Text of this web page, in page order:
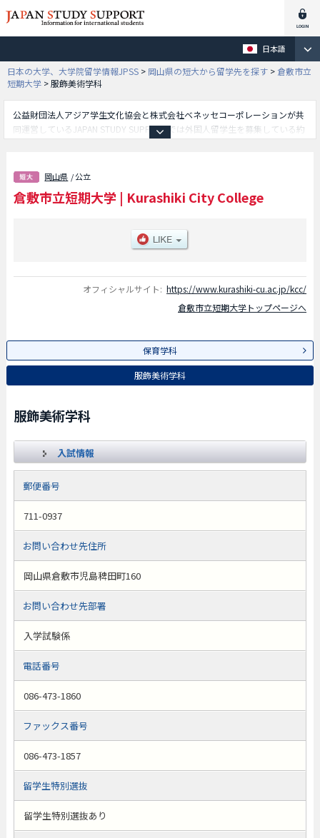
日本語
日本の大学、大学院留学情報JPSS > 岡山県の短大から留学先を探す > 倉敷市立
短期大学 >服飾美術学科
公益財団法人アジア学生文化協会と株式会社ベネッセコーポレーションが共
同運営しているJAPAN STUDY SUPPORTでは外国人留学生を募集している約
部や服飾美術学科学部等、学部別情報や、募集定員や合格者数など入試情
報、施設案内、アクセスなど外国人留学生に必要な情報を掲載しているので
是非ご利用ください。
岡山県 / 公立
倉敷市立短期大学 | Kurashiki City College
オフィシャルサイト: https://www.kurashiki-cu.ac.jp/kcc/
倉敷市立短期大学トップページへ
保育学科
服飾美術学科
服飾美術学科
入試情報
郵便番号
711-0937
お問い合わせ先住所
岡山県倉敷市児島稗田町160
お問い合わせ先部署
入学試験係
電話番号
086-473-1860
ファックス番号
086-473-1857
留学生特別選抜
留学生特別選抜あり